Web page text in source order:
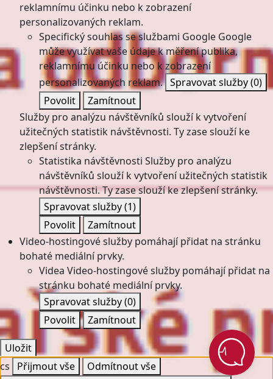
reklamnímu účinku nebo k zobrazení
personalizovaných reklam.
Specifický souhlas se službami Google Google
může využívat vaše údaje k měření publika,
reklamnímu účinku nebo k zobrazení
personalizovaných reklam. Spravovat služby(0)
Povolit
Zamítnout
Služby pro analýzu návštěvníků slouží k vytvoření
užitečných statistik návštěvnosti. Ty zase slouží ke
zlepšení stránky.
Statistika návštěvnosti Služby pro analýzu
návštěvníků slouží k vytvoření užitečných statistik
návštěvnosti. Ty zase slouží ke zlepšení stránky.
Spravovat služby(1)
Povolit
Zamítnout
Video-hostingové služby pomáhají přidat na stránku
bohaté mediální prvky.
Videa Video-hostingové služby pomáhají přidat na
stránku bohaté mediální prvky.
Spravovat služby(0)
Povolit
Zamítnout
Uložit
cs
Přijmout vše
Odmítnout vše